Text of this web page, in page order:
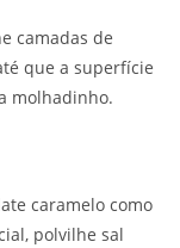
camadas de
que a superfície
molhadinho.
caramelo como
polvilhe sal